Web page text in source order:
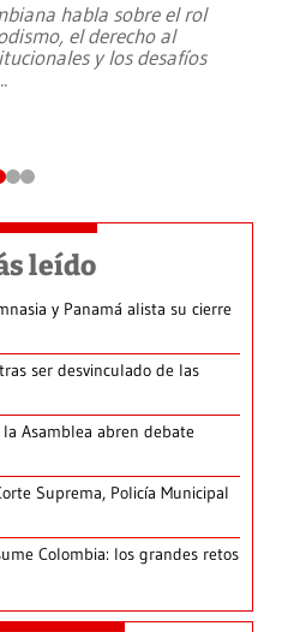
habla sobre el rol
el derecho al
y los desafíos
leído
y Panamá alista su cierre
ser desvinculado de las
Asamblea abren debate
Suprema, Policía Municipal
Colombia: los grandes retos